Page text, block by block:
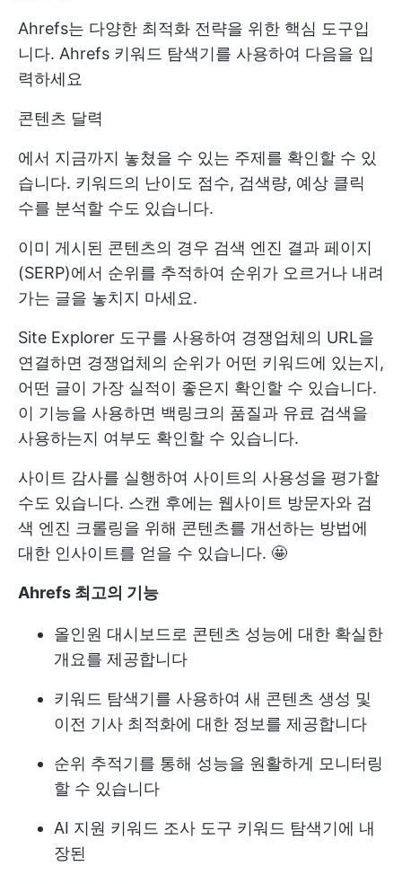
Ahrefs는 다양한 최적화 전략을 위한 핵심 도구입
니다. Ahrefs 키워드 탐색기를 사용하여 다음을 입
력하세요
콘텐츠 달력
에서 지금까지 놓쳤을 수 있는 주제를 확인할 수 있
습니다. 키워드의 난이도 점수, 검색량, 예상 클릭
수를 분석할 수도 있습니다.
이미 게시된 콘텐츠의 경우 검색 엔진 결과 페이지
(SERP)에서 순위를 추적하여 순위가 오르거나 내려
가는 글을 놓치지 마세요.
Site Explorer 도구를 사용하여 경쟁업체의 URL을
연결하면 경쟁업체의 순위가 어떤 키워드에 있는지,
어떤 글이 가장 실적이 좋은지 확인할 수 있습니다.
이 기능을 사용하면 백링크의 품질과 유료 검색을
사용하는지 여부도 확인할 수 있습니다.
사이트 감사를 실행하여 사이트의 사용성을 평가할
수도 있습니다. 스캔 후에는 웹사이트 방문자와 검
색 엔진 크롤링을 위해 콘텐츠를 개선하는 방법에
대한 인사이트를 얻을 수 있습니다. 🤩
Ahrefs 최고의 기능
올인원 대시보드로 콘텐츠 성능에 대한 확실한
개요를 제공합니다
키워드 탐색기를 사용하여 새 콘텐츠 생성 및
이전 기사 최적화에 대한 정보를 제공합니다
순위 추적기를 통해 성능을 원활하게 모니터링
할 수 있습니다
AI 지원 키워드 조사 도구 키워드 탐색기에 내
장된